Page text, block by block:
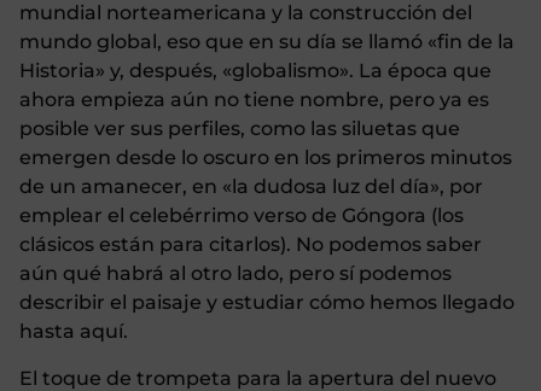
mundial norteamericana y la construcción del
mundo global, eso que en su día se llamó «fin de la
Historia» y, después, «globalismo». La época que
ahora empieza aún no tiene nombre, pero ya es
posible ver sus perfiles, como las siluetas que
emergen desde lo oscuro en los primeros minutos
de un amanecer, en «la dudosa luz del día», por
emplear el celebérrimo verso de Góngora (los
clásicos están para citarlos). No podemos saber
aún qué habrá al otro lado, pero sí podemos
describir el paisaje y estudiar cómo hemos llegado
hasta aquí.
El toque de trompeta para la apertura del nuevo